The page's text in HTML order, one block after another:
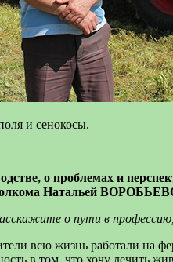
и сенокосы.
о проблемах и
Натальей
о пути в
всю жизнь работали
в том, что хочу лечить